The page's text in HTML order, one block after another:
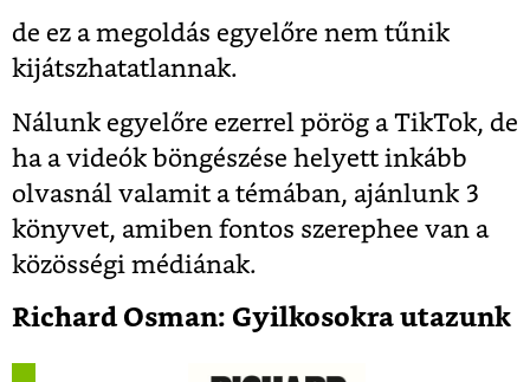
de ez a megoldás egyelőre nem tűnik
kijátszhatatlannak.
Nálunk egyelőre ezerrel pörög a TikTok, de
ha a videók böngészése helyett inkább
olvasnál valamit a témában, ajánlunk 3
könyvet, amiben fontos szerephee van a
közösségi médiának.
Richard Osman: Gyilkosokra utazunk